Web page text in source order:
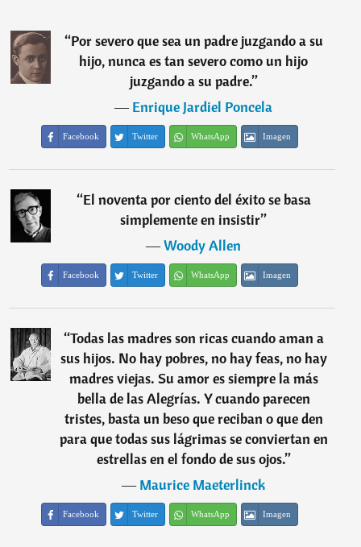
“Por severo que sea un padre juzgando a su
hijo, nunca es tan severo como un hijo
juzgando a su padre.”
―Enrique Jardiel Poncela
Facebook Twitter WhatsApp Imagen
“El noventa por ciento del éxito se basa
simplemente en insistir”
―Woody Allen
Facebook Twitter WhatsApp Imagen
“Todas las madres son ricas cuando aman a
sus hijos. No hay pobres, no hay feas, no hay
madres viejas. Su amor es siempre la más
bella de las Alegrías. Y cuando parecen
tristes, basta un beso que reciban o que den
para que todas sus lágrimas se conviertan en
estrellas en el fondo de sus ojos.”
―Maurice Maeterlinck
Facebook Twitter WhatsApp Imagen